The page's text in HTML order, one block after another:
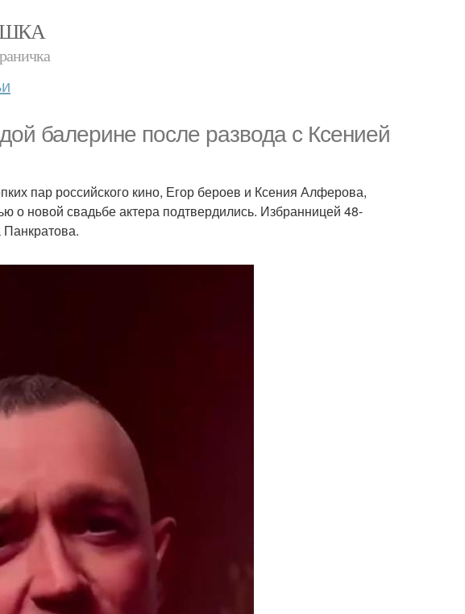
балерине после развода с Ксенией
пар российского кино, Егор бероев и Ксения Алферова,
о новой свадьбе актера подтвердились. Избранницей 48-